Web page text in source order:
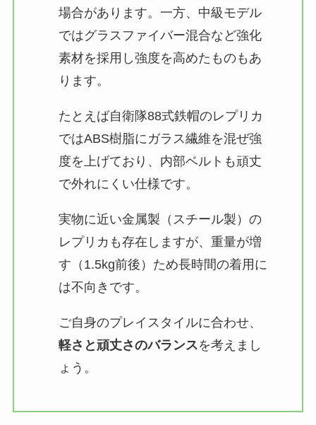
場合があります。一方、中級モデル
ではグラスファイバー混合など強化
素材を採用し強度を高めたものもあ
ります​。
たとえば自衛隊88式鉄帽のレプリカ
ではABS樹脂にガラス繊維を混ぜ強
度を上げており、内部ベルトも頑丈
で外れにくい仕様です​。
実物に近い金属製（スチール製）の
レプリカも存在しますが、重量が増
す（1.5kg前後）ため長時間の着用に
は不向きです​。
ご自身のプレイスタイルに合わせ、
軽さと頑丈さのバランスを考えまし
ょう。